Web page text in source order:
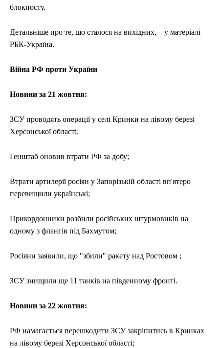
УКРАЇНА
ЕКОНОМІКА
УКРАЇНА
ЕКОНОМІКА
СПОРТ ТЕХНОЛОГІЇ
СПОРТ ТЕХНОЛОГІЇ
блокпосту.
Детальніше про те, що сталося на вихідних, – у матеріалі
РБК-Україна.
Війна РФ проти України
Новини за 21 жовтня:
ЗСУ проводять операції у селі Кринки на лівому березі
Херсонської області;
Генштаб оновив втрати РФ за добу;
Втрати артилерії росіян у Запорізькій області вп'ятеро
перевищили українські;
Прикордонники розбили російських штурмовиків на
одному з флангів під Бахмутом;
Росіяни заявили, що "збили" ракету над Ростовом ;
ЗСУ знищили ще 11 танків на південному фронті.
Новини за 22 жовтня:
РФ намагається перешкодити ЗСУ закріпитись в Кринках
на лівому березі Херсонської області;